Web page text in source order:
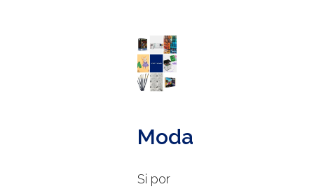
Moda
Si por